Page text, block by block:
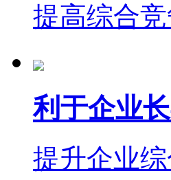
提高综合竞
利于企业
提升企业